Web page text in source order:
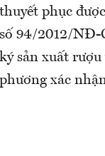
thuyết phục
số 94/2012/NĐ-
ký sản xuất
phương xác